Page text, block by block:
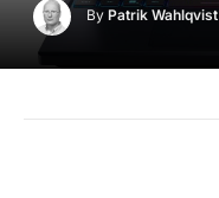
By Patrik Wahlqvist